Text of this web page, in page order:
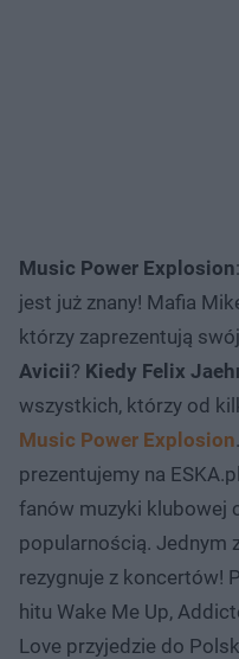
Music Power Explosion:
jest już znany! Mafia
którzy zaprezentują
Avicii? Kiedy Felix
wszystkich, którzy od
Music Power Explosion
prezentujemy na
fanów muzyki klubowej
popularnością. Jednym
rezygnuje z koncertów!
hitu Wake Me Up,
Love przyjedzie do